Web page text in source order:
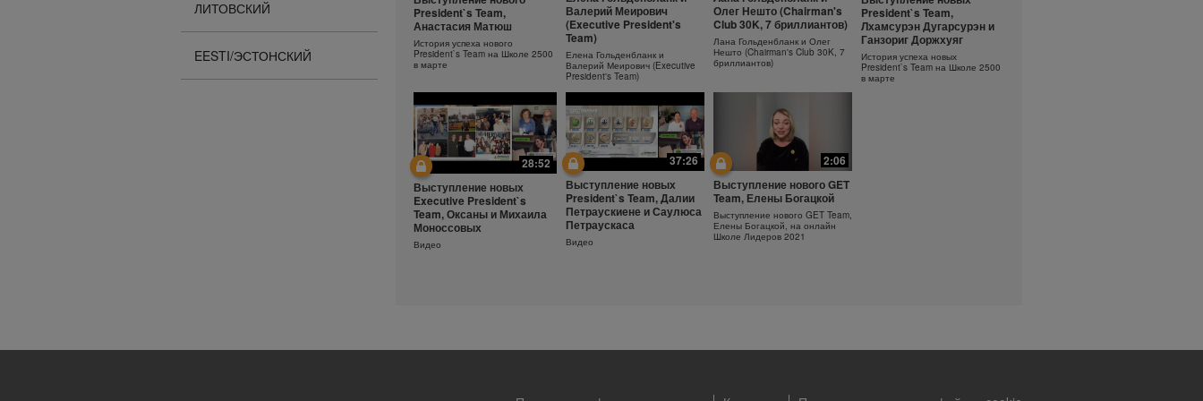
ЛИТОВСКИЙ
EESTI/ЭСТОНСКИЙ
Защита от солнца.
Важность SPF-фактора
Защищающий крем с SPF30
Herbalife SKIN
Ежедневный
увлажняющий крем
Узнайте больше об уходе за
кожей!
Как поддерживать
молодость кожи?
Антивозрастная сыворотка
Herbalife SKIN
Основы очищения кожи
Узнайте больше об уходе за
кожей!
President`s Team,
Анастасия Матюш
История успеха нового
President`s Team на Школе 2500
в марте
Валерий Меирович
(Executive President's
Team)
Елена Гольденбланк и
Валерий Меирович (Executive
President's Team)
Олег Нешто (Chairman's
Club 30K, 7 бриллиантов)
Лана Гольденбланк и Олег
Нешто (Chairman's Club 30K, 7
бриллиантов)
President`s Team,
Лхамсурэн Дугарсурэн и
Ганзориг Доржхуяг
История успеха новых
President`s Team на Школе 2500
в марте
28:52
Выступление новых
Executive President`s
Team, Оксаны и Михаила
Моноссовых
Видео
37:26
Выступление новых
President`s Team, Далии
Петраускиене и Саулюса
Петраускаса
Видео
2:06
Выступление нового GET
Team, Елены Богацкой
Выступление нового GET Team,
Елены Богацкой, на онлайн
Школе Лидеров 2021